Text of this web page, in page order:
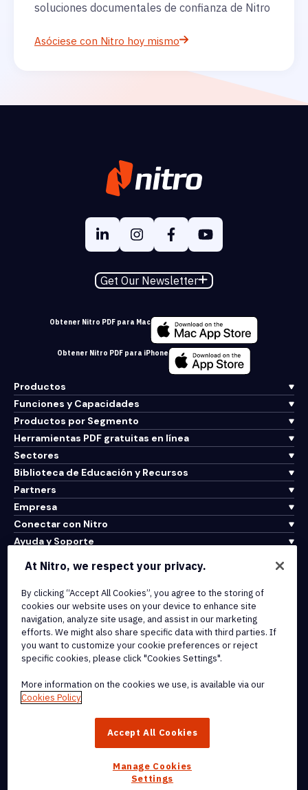
soluciones documentales de confianza de Nitro
Asóciese con Nitro hoy mismo
Get Our Newsletter
Obtener Nitro PDF para Mac
Obtener Nitro PDF para iPhone
Productos
Funciones y Capacidades
Productos por Segmento
Herramientas PDF gratuitas en línea
Sectores
Biblioteca de Educación y Recursos
Partners
Empresa
Conectar con Nitro
Ayuda y Soporte
Terms of Service
Cookie Policy
Copyright Policy
All Terms & Policies
trademarks, of Nitro Software, Inc. or its affiliates in the United
At Nitro, we respect your privacy.
By clicking “Accept All Cookies”, you agree to the storing of
cookies our website uses on your device to enhance site
navigation, analyze site usage, and assist in our marketing
efforts. We might also share specific data with third parties. If
you want to customize your cookie preferences or reject
specific cookies, please click "Cookies Settings".
More information on the cookies we use, is available via our
Cookies Policy
Accept All Cookies
Manage Cookies
Settings